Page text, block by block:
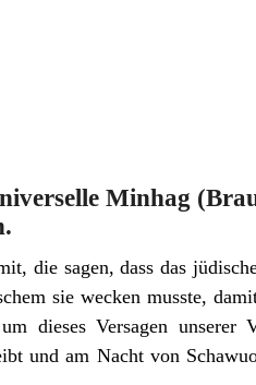
Minhag
die sagen, dass das
sie wecken musste,
dieses Versagen unserer
und am Nacht von